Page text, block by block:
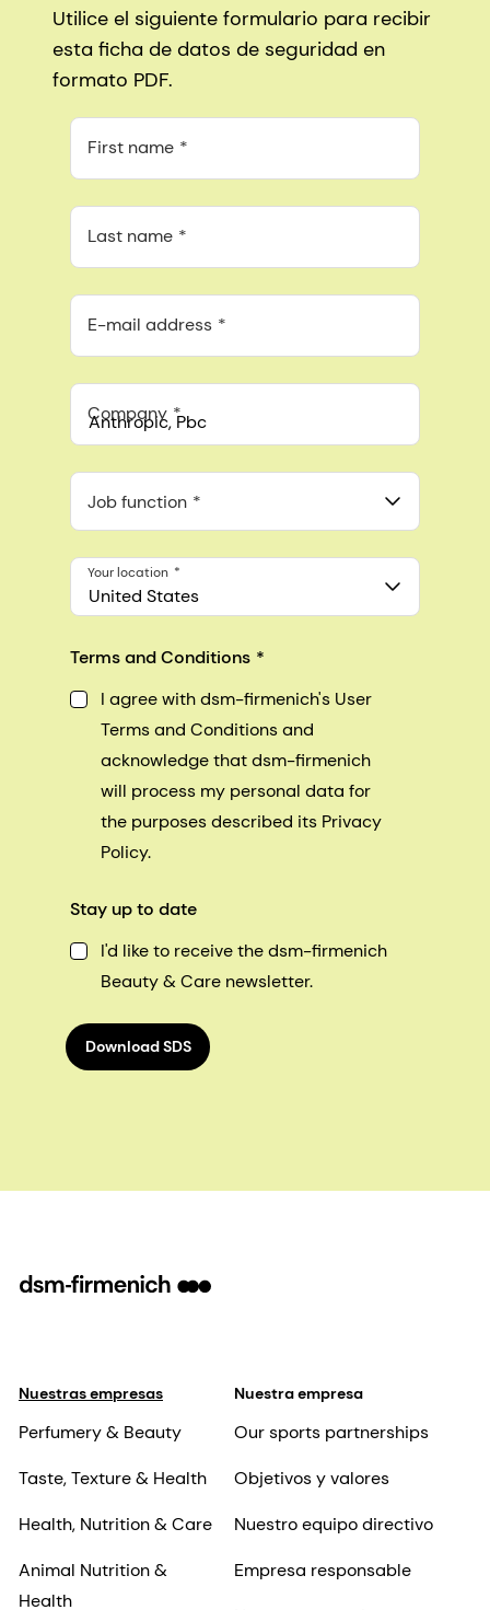
Utilice el siguiente formulario para recibir
esta ficha de datos de seguridad en
formato PDF.
First name
Last name
E-mail address
Company
548 Market St Pmb 90375, San Francisco, California, US
Job function
United States
Your location
Terms and Conditions
I agree with dsm-firmenich's User
Terms and Conditions and
acknowledge that dsm-firmenich
will process my personal data for
the purposes described its Privacy
Policy.
Stay up to date
I'd like to receive the dsm-firmenich
Beauty & Care newsletter.
Download SDS
Nuestras empresas
Perfumery & Beauty
Taste, Texture & Health
Health, Nutrition & Care
Animal Nutrition &
Health
Nuestra empresa
Our sports partnerships
Objetivos y valores
Nuestro equipo directivo
Empresa responsable